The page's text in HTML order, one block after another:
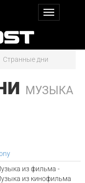
Странные дни
МУЗЫКА
из фильма -
из кинофильма